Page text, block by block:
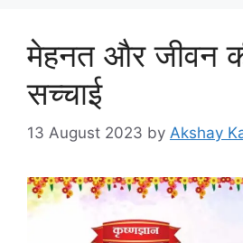
मेहनत और जीवन
सच्चाई
13 August 2023 by Akshay